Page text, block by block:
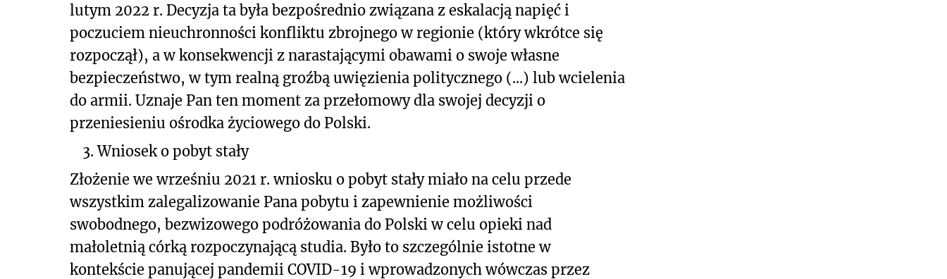
lutym 2022 r. Decyzja ta była bezpośrednio związana z eskalacją napięć i
poczuciem nieuchronności konfliktu zbrojnego w regionie (który wkrótce się
rozpoczął), a w konsekwencji z narastającymi obawami o swoje własne
bezpieczeństwo, w tym realną groźbą uwięzienia politycznego (...) lub wcielenia
do armii. Uznaje Pan ten moment za przełomowy dla swojej decyzji o
przeniesieniu ośrodka życiowego do Polski.
3. Wniosek o pobyt stały
Złożenie we wrześniu 2021 r. wniosku o pobyt stały miało na celu przede
wszystkim zalegalizowanie Pana pobytu i zapewnienie możliwości
swobodnego, bezwizowego podróżowania do Polski w celu opieki nad
małoletnią córką rozpoczynającą studia. Było to szczególnie istotne w
kontekście panującej pandemii COVID-19 i wprowadzonych wówczas przez